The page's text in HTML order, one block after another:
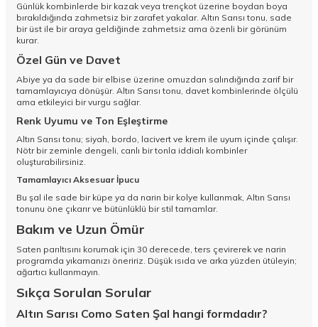
Günlük kombinlerde bir kazak veya trençkot üzerine boydan boya
bırakıldığında zahmetsiz bir zarafet yakalar. Altın Sarısı tonu, sade
bir üst ile bir araya geldiğinde zahmetsiz ama özenli bir görünüm
kurar.
Özel Gün ve Davet
Abiye ya da sade bir elbise üzerine omuzdan salındığında zarif bir
tamamlayıcıya dönüşür. Altın Sarısı tonu, davet kombinlerinde ölçülü
ama etkileyici bir vurgu sağlar.
Renk Uyumu ve Ton Eşleştirme
Altın Sarısı tonu; siyah, bordo, lacivert ve krem ile uyum içinde çalışır.
Nötr bir zeminle dengeli, canlı bir tonla iddialı kombinler
oluşturabilirsiniz.
Tamamlayıcı Aksesuar İpucu
Bu şal ile sade bir küpe ya da narin bir kolye kullanmak, Altın Sarısı
tonunu öne çıkarır ve bütünlüklü bir stil tamamlar.
Bakım ve Uzun Ömür
Saten parıltısını korumak için 30 derecede, ters çevirerek ve narin
programda yıkamanızı öneririz. Düşük ısıda ve arka yüzden ütüleyin;
ağartıcı kullanmayın.
Sıkça Sorulan Sorular
Altın Sarısı Como Saten Şal hangi formdadır?